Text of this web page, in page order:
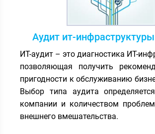
Аудит ит-
ИТ-аудит – это диагностика ИТ-
позволяющая получить
пригодности к обслуживанию
Выбор типа аудита
компании и количеством
внешнего вмешательства.